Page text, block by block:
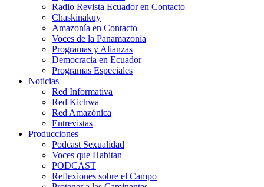
Radio Revista Ecuador en Contacto
Chaskinakuy
Amazonía en Contacto
Voces de la Panamazonía
Programas y Alianzas
Democracia en Ecuador
Programas Especiales
Noticias
Red Informativa
Red Kichwa
Red Amazónica
Entrevistas
Producciones
Podcast Sexualidad
Voces que Habitan
PODCAST
Reflexiones sobre el Campo